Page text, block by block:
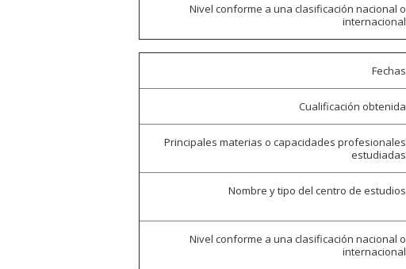
Nivel conforme a una clasificación nacional o
internacional
Fechas
Cualificación obtenida
Principales materias o capacidades profesionales
estudiadas
Nombre y tipo del centro de estudios
Nivel conforme a una clasificación nacional o
internacional